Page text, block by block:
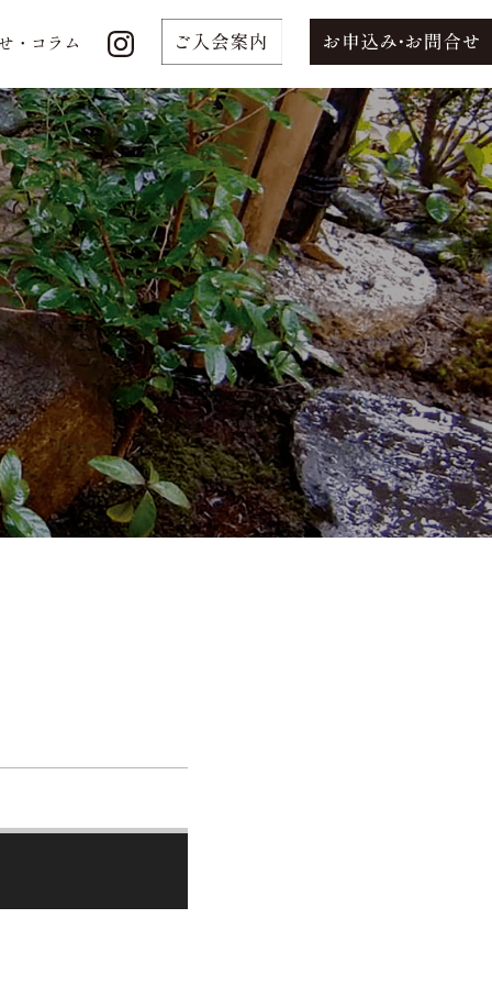
・コラム
・コラム